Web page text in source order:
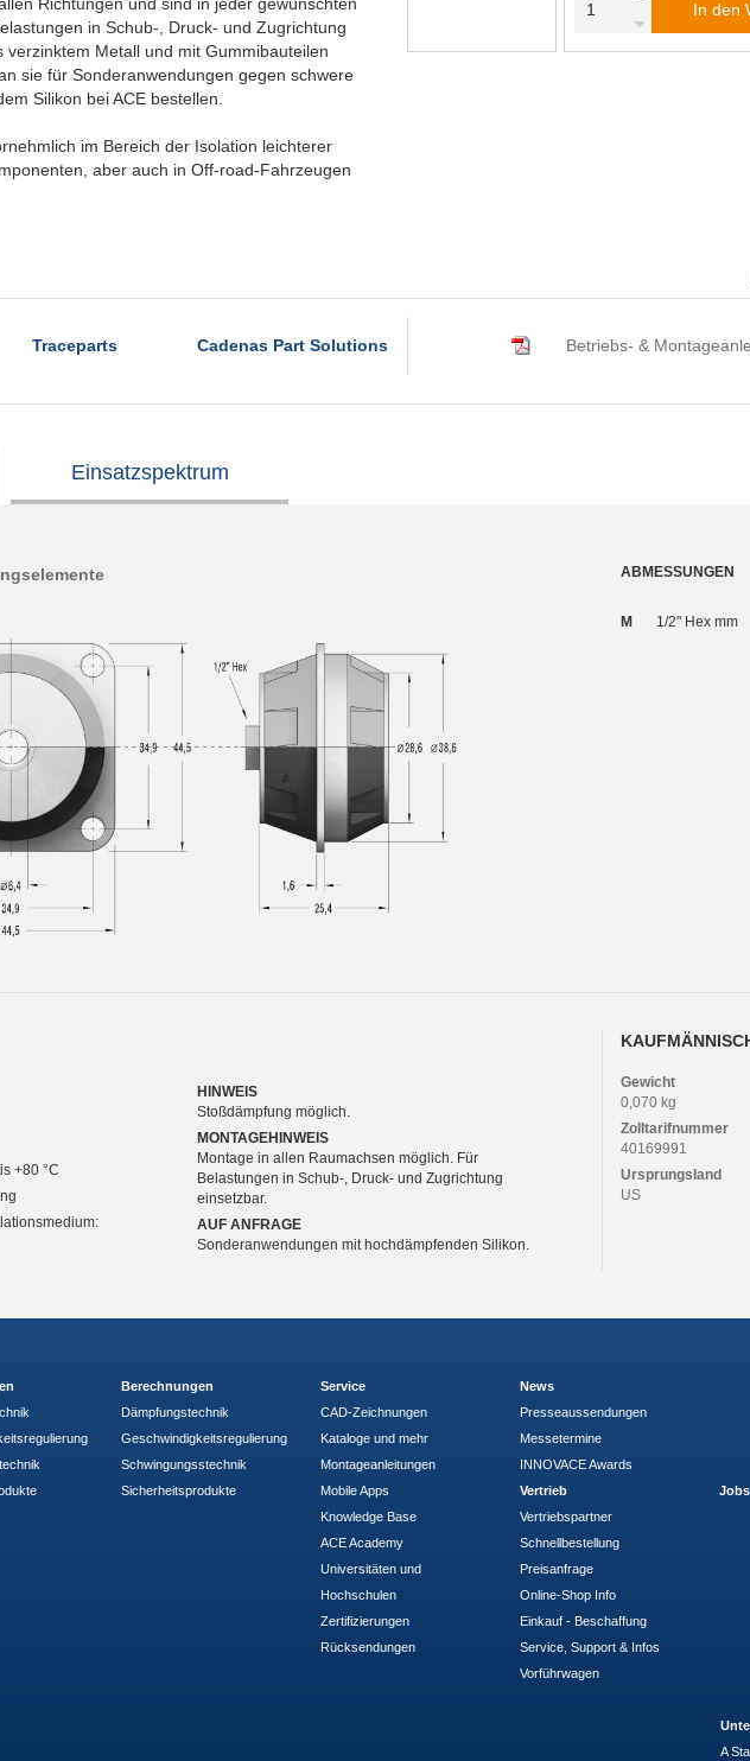
Richtungen und sind in jeder gewünschten
in Schub-, Druck- und Zugrichtung
Metall und mit Gummibauteilen
sie für Sonderanwendungen gegen schwere
Silikon bei ACE bestellen.
im Bereich der Isolation leichterer
aber auch in Off-road-Fahrzeugen
In den
Traceparts Cadenas Part Solutions Betriebs- &
Einsatzspektrum
ABMESSUNGEN
M 1/2" Hex mm
+80 °C
HINWEIS
Stoßdämpfung möglich.
MONTAGEHINWEIS
Montage in allen Raumachsen möglich. Für
Belastungen in Schub-, Druck- und Zugrichtung
einsetzbar.
AUF ANFRAGE
Sonderanwendungen mit hochdämpfenden Silikon.
Gewicht
0,070 kg
Zolltarifnummer
40169991
Ursprungsland
US
Berechnungen
Dämpfungstechnik
Geschwindigkeitsregulierung
Schwingungsstechnik
Sicherheitsprodukte
Service
CAD-Zeichnungen
Kataloge und mehr
Montageanleitungen
Mobile Apps
Knowledge Base
ACE Academy
Universitäten und
Hochschulen
Zertifizierungen
Rücksendungen
News
Presseaussendungen
Messetermine
INNOVACE Awards
Vertrieb
Vertriebspartner
Schnellbestellung
Preisanfrage
Online-Shop Info
Einkauf - Beschaffung
Service, Support & Infos
Vorführwagen
A